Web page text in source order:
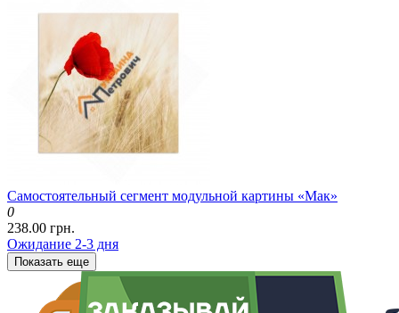
Самостоятельный сегмент модульной картины «Мак»
0
238.00 грн.
Ожидание 2-3 дня
Показать еще